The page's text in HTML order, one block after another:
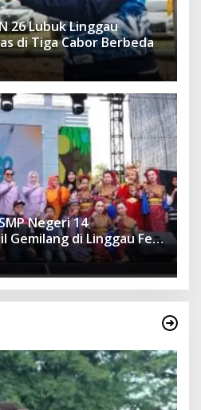
26 Lubuk Linggau
di Tiga Cabor Berbeda
Negeri 14
Gemilang di Linggau Fest